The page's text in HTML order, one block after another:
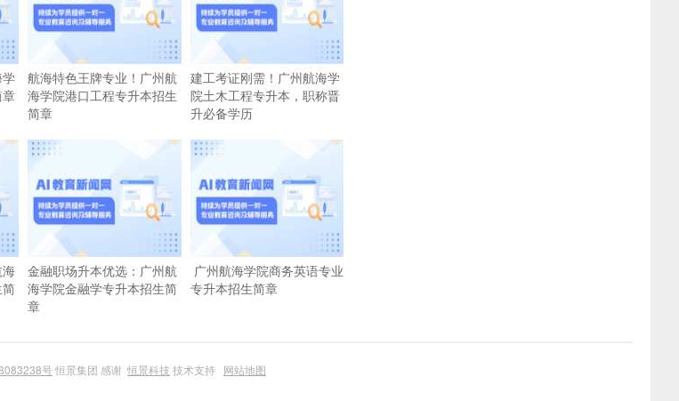
航海特色王牌专业！广州航
海学院港口工程专升本招生
简章
建工考证刚需！广州航海学
院土木工程专升本，职称晋
升必备学历
金融职场升本优选：广州航
海学院金融学专升本招生简
章
广州航海学院商务英语专业
专升本招生简章
号恒景集团 感谢 恒景科技 技术支持 网站地图